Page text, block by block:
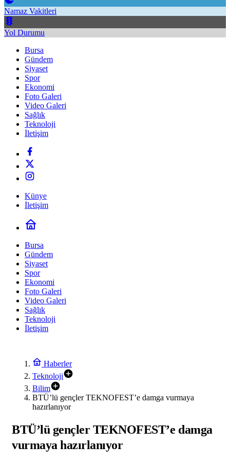
Namaz Vakitleri
Yol Durumu
Bursa
Gündem
Siyaset
Spor
Ekonomi
Foto Galeri
Video Galeri
Sağlık
Teknoloji
İletişim
Künye
İletişim
Bursa
Gündem
Siyaset
Spor
Ekonomi
Foto Galeri
Video Galeri
Sağlık
Teknoloji
İletişim
Haberler
Teknoloji
Bilim
BTÜ’lü gençler TEKNOFEST’e damga vurmaya
hazırlanıyor
BTÜ’lü gençler TEKNOFEST’e damga
vurmaya hazırlanıyor